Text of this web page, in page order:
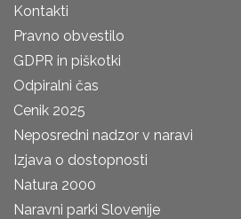
Kontakti
Pravno obvestilo
GDPR in piškotki
Odpiralni čas
Cenik 2025
Neposredni nadzor v naravi
Izjava o dostopnosti
Natura 2000
Naravni parki Slovenije